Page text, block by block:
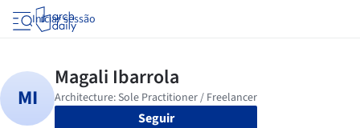
Iniciar sessão
Seguir